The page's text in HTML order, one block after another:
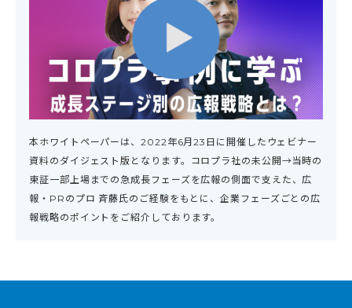
本ホワイトペーパーは、2022年6月23日に開催したウェビナー
資料のダイジェスト版となります。コロプラ社の未公開→当時の
東証一部上場までの急成長フェーズを広報の側面で支えた、広
報・PRのプロ 斉藤氏のご経験をもとに、企業フェーズごとの広
報戦略のポイントをご紹介しております。